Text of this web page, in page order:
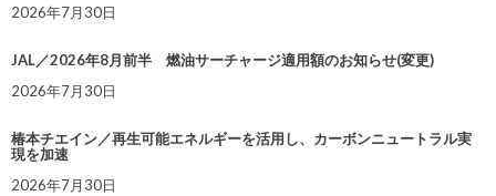
2026年7月30日
JAL／2026年8月前半 燃油サーチャージ適用額のお知らせ(変更)
2026年7月30日
椿本チエイン／再生可能エネルギーを活用し、カーボンニュートラル実
現を加速
2026年7月30日